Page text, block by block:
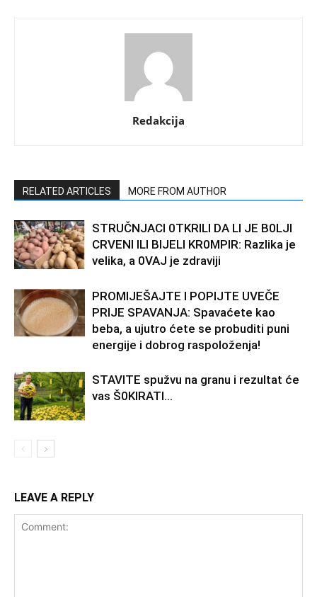
Redakcija
RELATED ARTICLES MORE FROM AUTHOR
STRUČNJACI 0TKRILI DA LI JE B0LJI
CRVENI ILI BIJELI KR0MPIR: Razlika je
velika, a 0VAJ je zdraviji
PROMIJEŠAJTE I POPIJTE UVEČE
PRIJE SPAVANJA: Spavaćete kao
beba, a ujutro ćete se probuditi puni
energije i dobrog raspoloženja!
STAVlTE spužvu na granu i rezultat će
vas Š0KlRATl…
LEAVE A REPLY